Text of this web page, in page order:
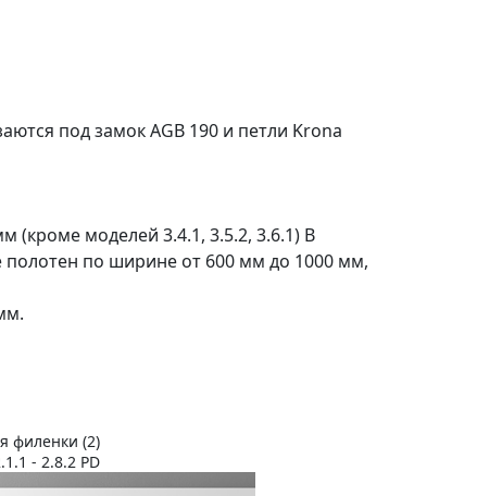
под замок AGB 190 и петли Krona
моделей 3.4.1, 3.5.2, 3.6.1) В
полотен по ширине от 600 мм до 1000 мм,
филенки (2)
- 2.8.2 PD